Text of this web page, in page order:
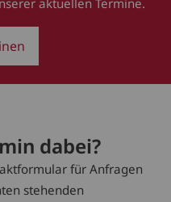
aktuellen Termine.
dabei?
für Anfragen
stehenden